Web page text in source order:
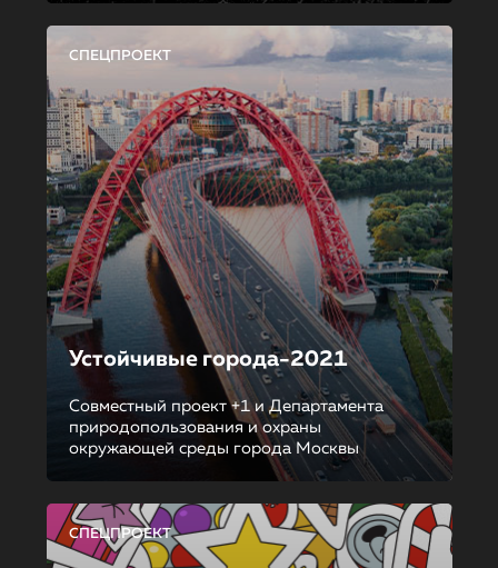
СПЕЦПРОЕКТ
Устойчивые города-2021
Совместный проект +1 и Департамента
природопользования и охраны
окружающей среды города Москвы
СПЕЦПРОЕКТ